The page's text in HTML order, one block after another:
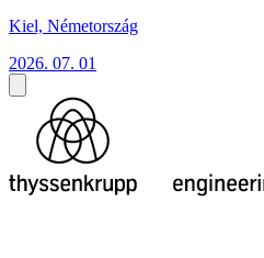
Kiel, Németország
2026. 07. 01